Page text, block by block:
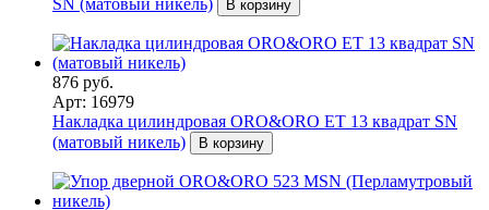
SN (матовый никель)
В корзину
876 руб.
Арт: 16979
Накладка цилиндровая ORO&ORO ET 13 квадрат SN
(матовый никель)
В корзину